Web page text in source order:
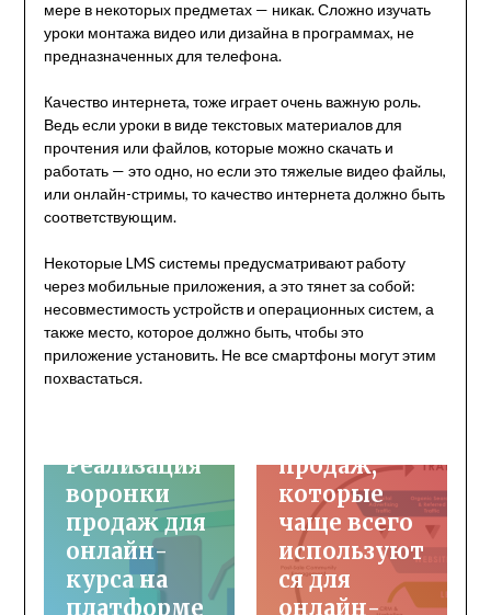
мере в некоторых предметах — никак. Сложно изучать
уроки монтажа видео или дизайна в программах, не
предназначенных для телефона.
Качество интернета, тоже играет очень важную роль.
Ведь если уроки в виде текстовых материалов для
прочтения или файлов, которые можно скачать и
работать — это одно, но если это тяжелые видео файлы,
или онлайн-стримы, то качество интернета должно быть
соответствующим.
Некоторые LMS системы предусматривают работу
через мобильные приложения, а это тянет за собой:
несовместимость устройств и операционных систем, а
также место, которое должно быть, чтобы это
приложение установить. Не все смартфоны могут этим
похвастаться.
Инфопродукты
Реализация
воронки
продаж для
онлайн-
курса на
платформе
Инфопродукты
продаж,
которые
чаще всего
используют
ся для
онлайн-